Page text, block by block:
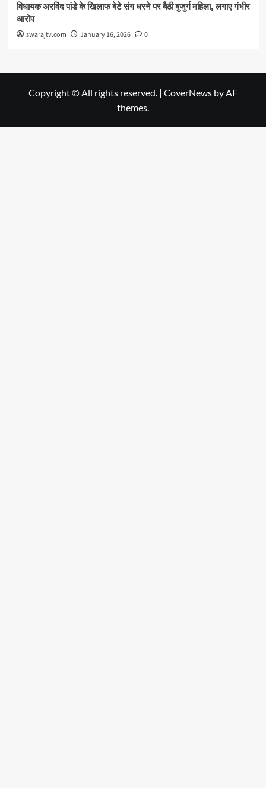
विधायक अरविंद पांडे के खिलाफ बेटे संग धरने पर बैठी बुजुर्ग महिला, लगाए गंभीर
आरोप
swarajtv.com January 16, 2026 0
Copyright © All rights reserved. | CoverNews by AF
themes.